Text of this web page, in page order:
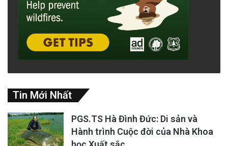
Tin Mới Nhất
PGS.TS Hà Đình Đức: Di sản và
Hành trình Cuộc đời của Nhà Khoa